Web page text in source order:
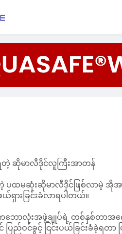
ဆိုမာလီဒိုင်လူကြီးအာတန်
ပထမဆုံးဆိုမာလီဒိုင်ဖြစ်လာမဲ့ အို
ရှားခြင်းခံလာရပါတယ်။
ောလုံးအဖွဲ့ချုပ်ရဲ့ တစ်နှစ်တာအက
ည်ဝင်ခွင့် ငြင်းပယ်ခြင်းခံခဲ့ရတ